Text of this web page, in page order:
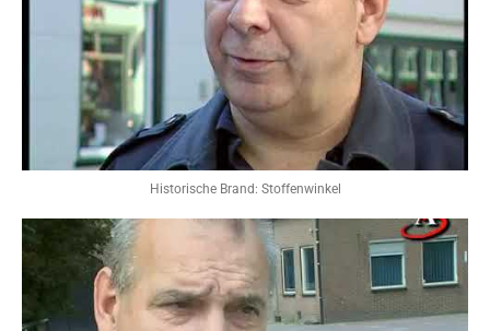
Historische Brand: Stoffenwinkel